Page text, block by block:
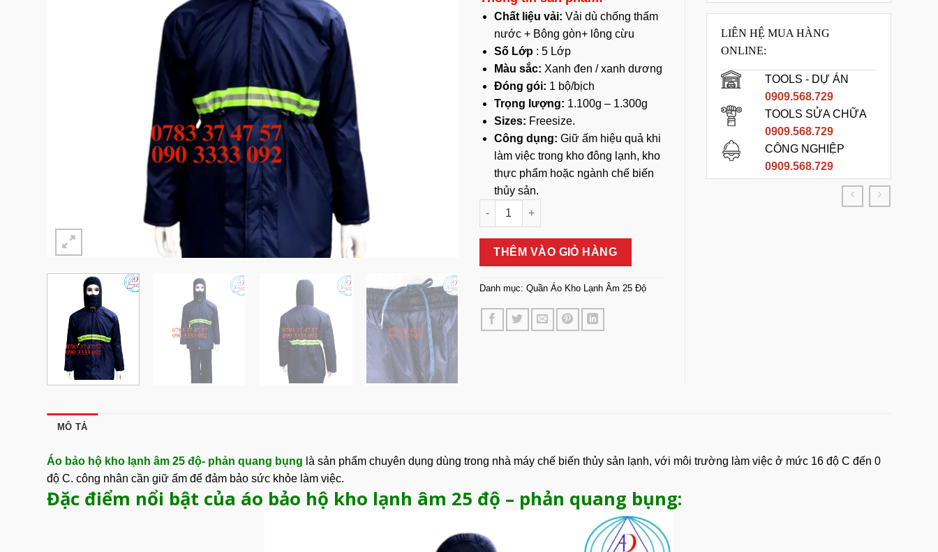
Chất liệu vải: Vải dù chống thấm
nước + Bông gòn+ lông cừu
Số Lớp: 5 Lớp
Màu sắc: Xanh đen / xanh dương
Đóng gói: 1 bộ/bịch
Trọng lượng: 1.100g – 1.300g
Sizes: Freesize.
Công dụng: Giữ ấm hiệu quả khi
làm việc trong kho đông lạnh, kho
thực phẩm hoặc ngành chế biến
thủy sản.
Áo Bảo Hộ Kho Lạnh Âm 25 Độ - Phản Quang Bụng số lượng
THÊM VÀO GIỎ HÀNG
Danh mục: Quần Áo Kho Lạnh Âm 25 Độ
LIÊN HỆ MUA HÀNG
ONLINE:
TOOLS - DỰ ÁN
0909.568.729
TOOLS SỬA CHỮA
0909.568.729
CÔNG NGHIỆP
0909.568.729
MÔ TẢ
Áo bảo hộ kho lạnh âm 25 độ- phản quang bụng là sản phẩm chuyên dụng dùng trong nhà máy chế biến thủy sản lạnh, với môi trường làm việc ở mức 16 độ C đến 0
độ C. công nhân cần giữ ấm để đảm bảo sức khỏe làm việc.
Đặc điểm nổi bật của áo bảo hộ kho lạnh âm 25 độ – phản quang bụng: